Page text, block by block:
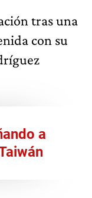
tras una
con su
a